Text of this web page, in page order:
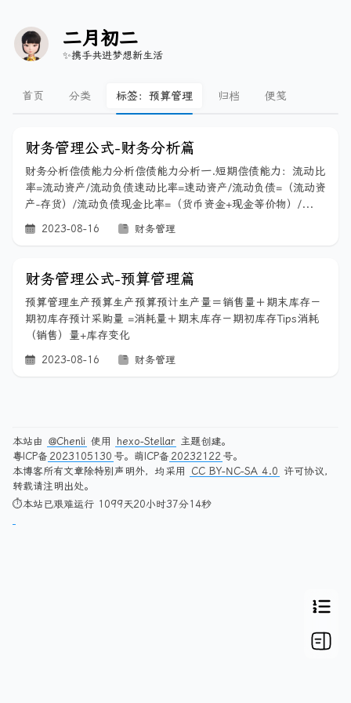
二月初二
✨携手共进梦想新生活
首页 分类 标签：预算管理 归档 便笺
财务管理公式-财务分析篇
财务分析偿债能力分析偿债能力分析一.短期偿债能力：流动比
率=流动资产/流动负债速动比率=速动资产/流动负债=（流动资
产-存货）/流动负债现金比率=（货币资金+现金等价物）/...
2023-08-16 财务管理
财务管理公式-预算管理篇
预算管理生产预算生产预算预计生产量＝销售量＋期末库存－
期初库存预计采购量 =消耗量＋期末库存－期初库存Tips消耗
（销售）量+库存变化
2023-08-16 财务管理
本站由 @Chenli 使用 hexo-Stellar 主题创建。
粤ICP备 2023105130 号。萌ICP备 20232122 号。
本博客所有文章除特别声明外，均采用
CC BY-NC-SA 4.0 许可协议，
转载请注明出处。
⏱本站已艰难运行 1099天20小时37分14秒